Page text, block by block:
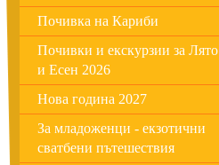
Почивка на Кариби
Почивки и екскурзии за Лято
и Есен 2026
Нова година 2027
За младоженци - екзотични
сватбени пътешествия